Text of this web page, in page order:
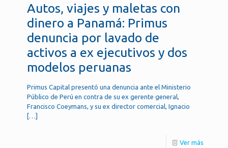
Autos, viajes y maletas con
dinero a Panamá: Primus
denuncia por lavado de
activos a ex ejecutivos y dos
modelos peruanas
Primus Capital presentó una denuncia ante el Ministerio
Público de Perú en contra de su ex gerente general,
Francisco Coeymans, y su ex director comercial, Ignacio
[…]
Ver más